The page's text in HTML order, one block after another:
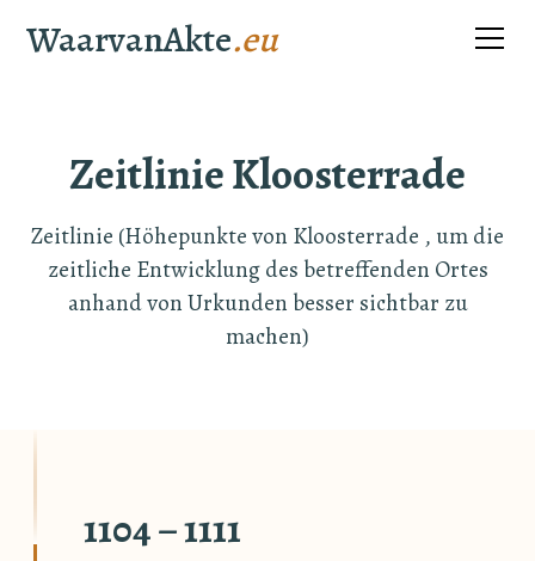
WaarvanAkte.eu
Zeitlinie Kloosterrade
Zeitlinie (Höhepunkte von Kloosterrade , um die
zeitliche Entwicklung des betreffenden Ortes
anhand von Urkunden besser sichtbar zu
machen)
1104 – 1111